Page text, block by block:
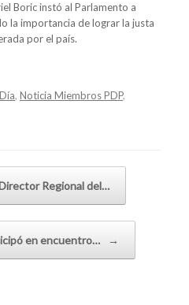
Boric instó al Parlamento a
la importancia de lograr la justa
por el país.
, Noticia Miembros PDP,
Regional del…
en encuentro… →